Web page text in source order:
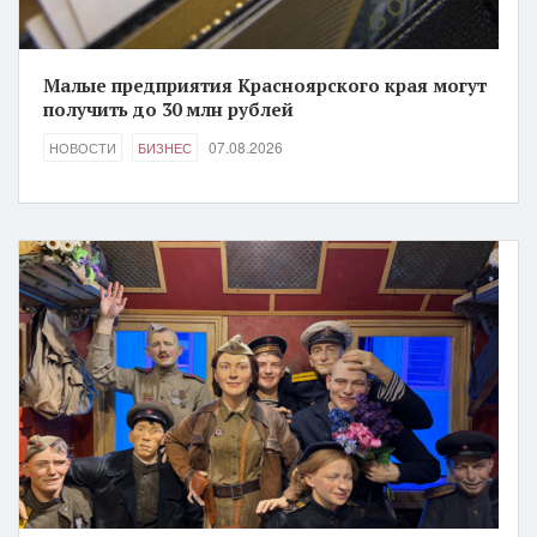
Малые предприятия Красноярского края могут
получить до 30 млн рублей
НОВОСТИ БИЗНЕС 07.08.2026